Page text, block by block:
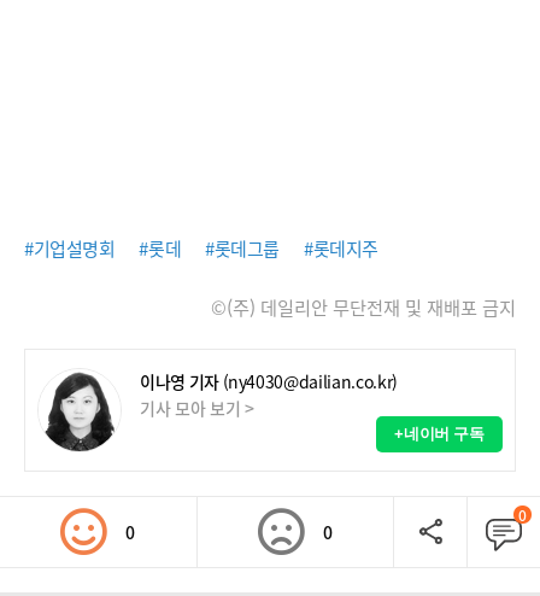
#기업설명회 #롯데 #롯데그룹 #롯데지주
©(주) 데일리안 무단전재 및 재배포 금지
이나영 기자 (ny4030@dailian.co.kr)
기사 모아 보기 >
+네이버 구독
0 0
0